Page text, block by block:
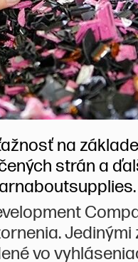
na
strán a
vo